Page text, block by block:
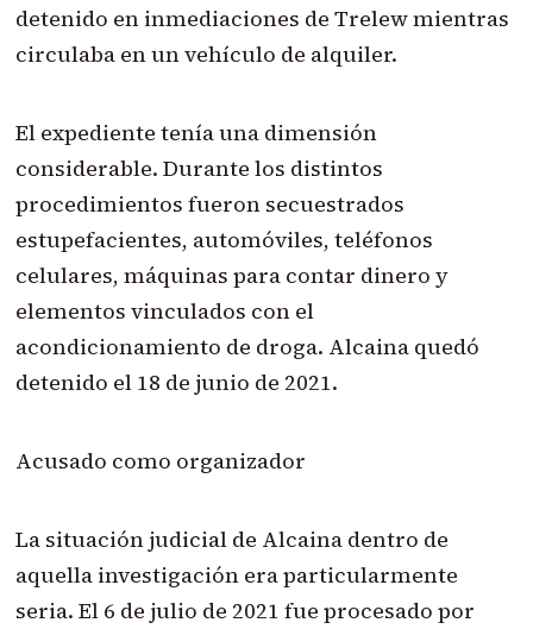
detenido en inmediaciones de Trelew mientras
circulaba en un vehículo de alquiler.
El expediente tenía una dimensión
considerable. Durante los distintos
procedimientos fueron secuestrados
estupefacientes, automóviles, teléfonos
celulares, máquinas para contar dinero y
elementos vinculados con el
acondicionamiento de droga. Alcaina quedó
detenido el 18 de junio de 2021.
Acusado como organizador
La situación judicial de Alcaina dentro de
aquella investigación era particularmente
seria. El 6 de julio de 2021 fue procesado por